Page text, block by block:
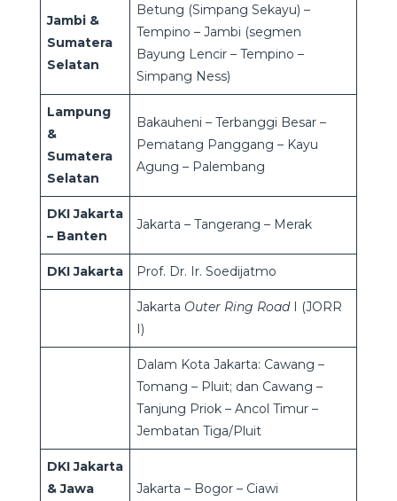
Jambi &
Sumatera
Selatan
Betung (Simpang Sekayu) –
Tempino – Jambi (segmen
Bayung Lencir – Tempino –
Simpang Ness)
Lampung
&
Sumatera
Selatan
Bakauheni – Terbanggi Besar –
Pematang Panggang – Kayu
Agung – Palembang
DKI Jakarta
– Banten
Jakarta – Tangerang – Merak
DKI Jakarta Prof. Dr. Ir. Soedijatmo
Jakarta Outer Ring RoadI (JORR
I)
Dalam Kota Jakarta: Cawang –
Tomang – Pluit; dan Cawang –
Tanjung Priok – Ancol Timur –
Jembatan Tiga/Pluit
DKI Jakarta
& Jawa
Jakarta – Bogor – Ciawi